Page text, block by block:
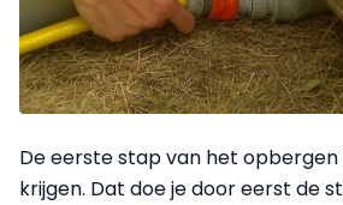
De eerste stap van het
krijgen. Dat doe je door eerst de